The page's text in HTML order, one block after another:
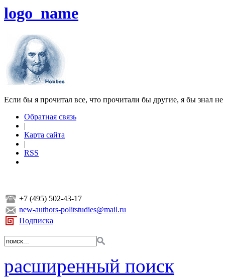
logo_name
Если бы я прочитал все, что прочитали бы другие, я бы знал
Обратная связь
|
Карта сайта
|
RSS
+7 (495) 502-43-17
new-authors-politstudies@mail.ru
Подписка
расширенный поиск